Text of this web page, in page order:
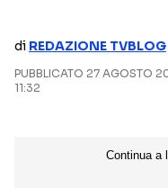
Streaming
NETFLIX
di REDAZIONE TVBLOG
PUBBLICATO 27 AGOSTO
11:32